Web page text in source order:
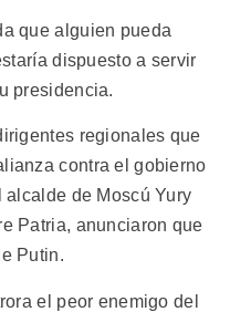
que alguien pueda
dispuesto a servir
presidencia.
regionales que
contra el gobierno
alcalde de Moscú Yury
Patria, anunciaron que
Putin.
el peor enemigo del